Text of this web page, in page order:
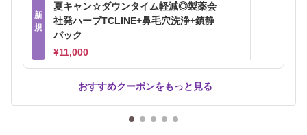
新
規
夏キャン☆ダウンタイム軽減◎製薬会
社発ハーブTCLINE+鼻毛穴洗浄+鎮静
パック
¥11,000
おすすめクーポンをもっと見る